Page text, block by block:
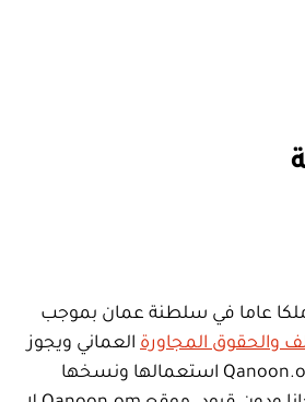
عاما في سلطنة عمان بموجب
والحقوق المجاورة العماني ويجوز
لمستخدمي موقع Qanoon.om استعمالها ونسخها